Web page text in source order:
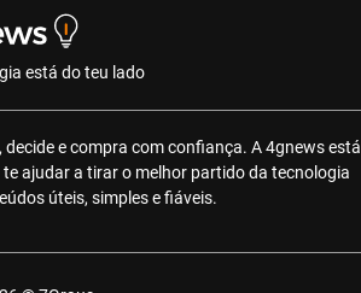
está do teu lado
decide e compra com confiança. A 4gnews está
ajudar a tirar o melhor partido da tecnologia
úteis, simples e fiáveis.